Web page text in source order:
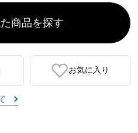
商品を探す
お気に入り